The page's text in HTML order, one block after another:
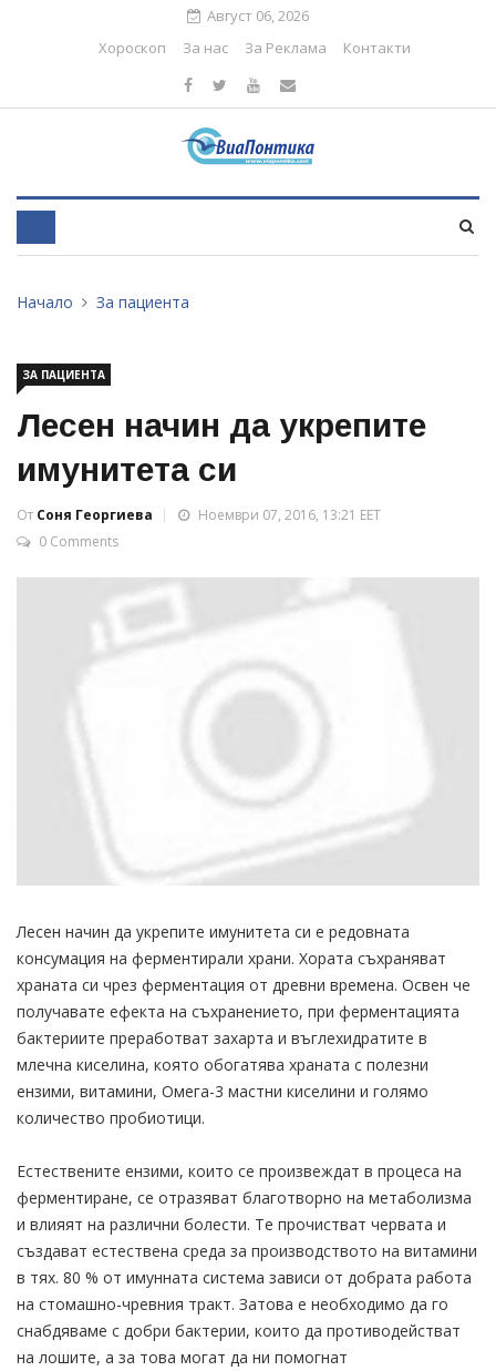
Август 06, 2026
Хороскоп
За нас За Реклама Контакти
Начало За пациента
ЗА ПАЦИЕНТА
Лесен начин да укрепите
имунитета си
От Соня Георгиева
Ноември 07, 2016, 13:21 EET
0 Comments
Лесен начин да укрепите имунитета си е редовната
консумация на ферментирали храни. Хората съхраняват
храната си чрез ферментация от древни времена. Освен че
получавате ефекта на съхранението, при ферментацията
бактериите преработват захарта и въглехидратите в
млечна киселина, която обогатява храната с полезни
ензими, витамини, Омега-3 мастни киселини и голямо
количество пробиотици.
Естествените ензими, които се произвеждат в процеса на
ферментиране, се отразяват благотворно на метаболизма
и влияят на различни болести. Те прочистват червата и
създават естествена среда за производството на витамини
в тях. 80 % от имунната система зависи от добрата работа
на стомашно-чревния тракт. Затова е необходимо да го
снабдяваме с добри бактерии, които да противодействат
на лошите, а за това могат да ни помогнат